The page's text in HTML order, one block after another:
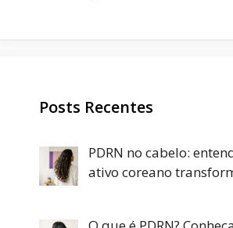
Posts Recentes
PDRN no cabelo:
ativo coreano